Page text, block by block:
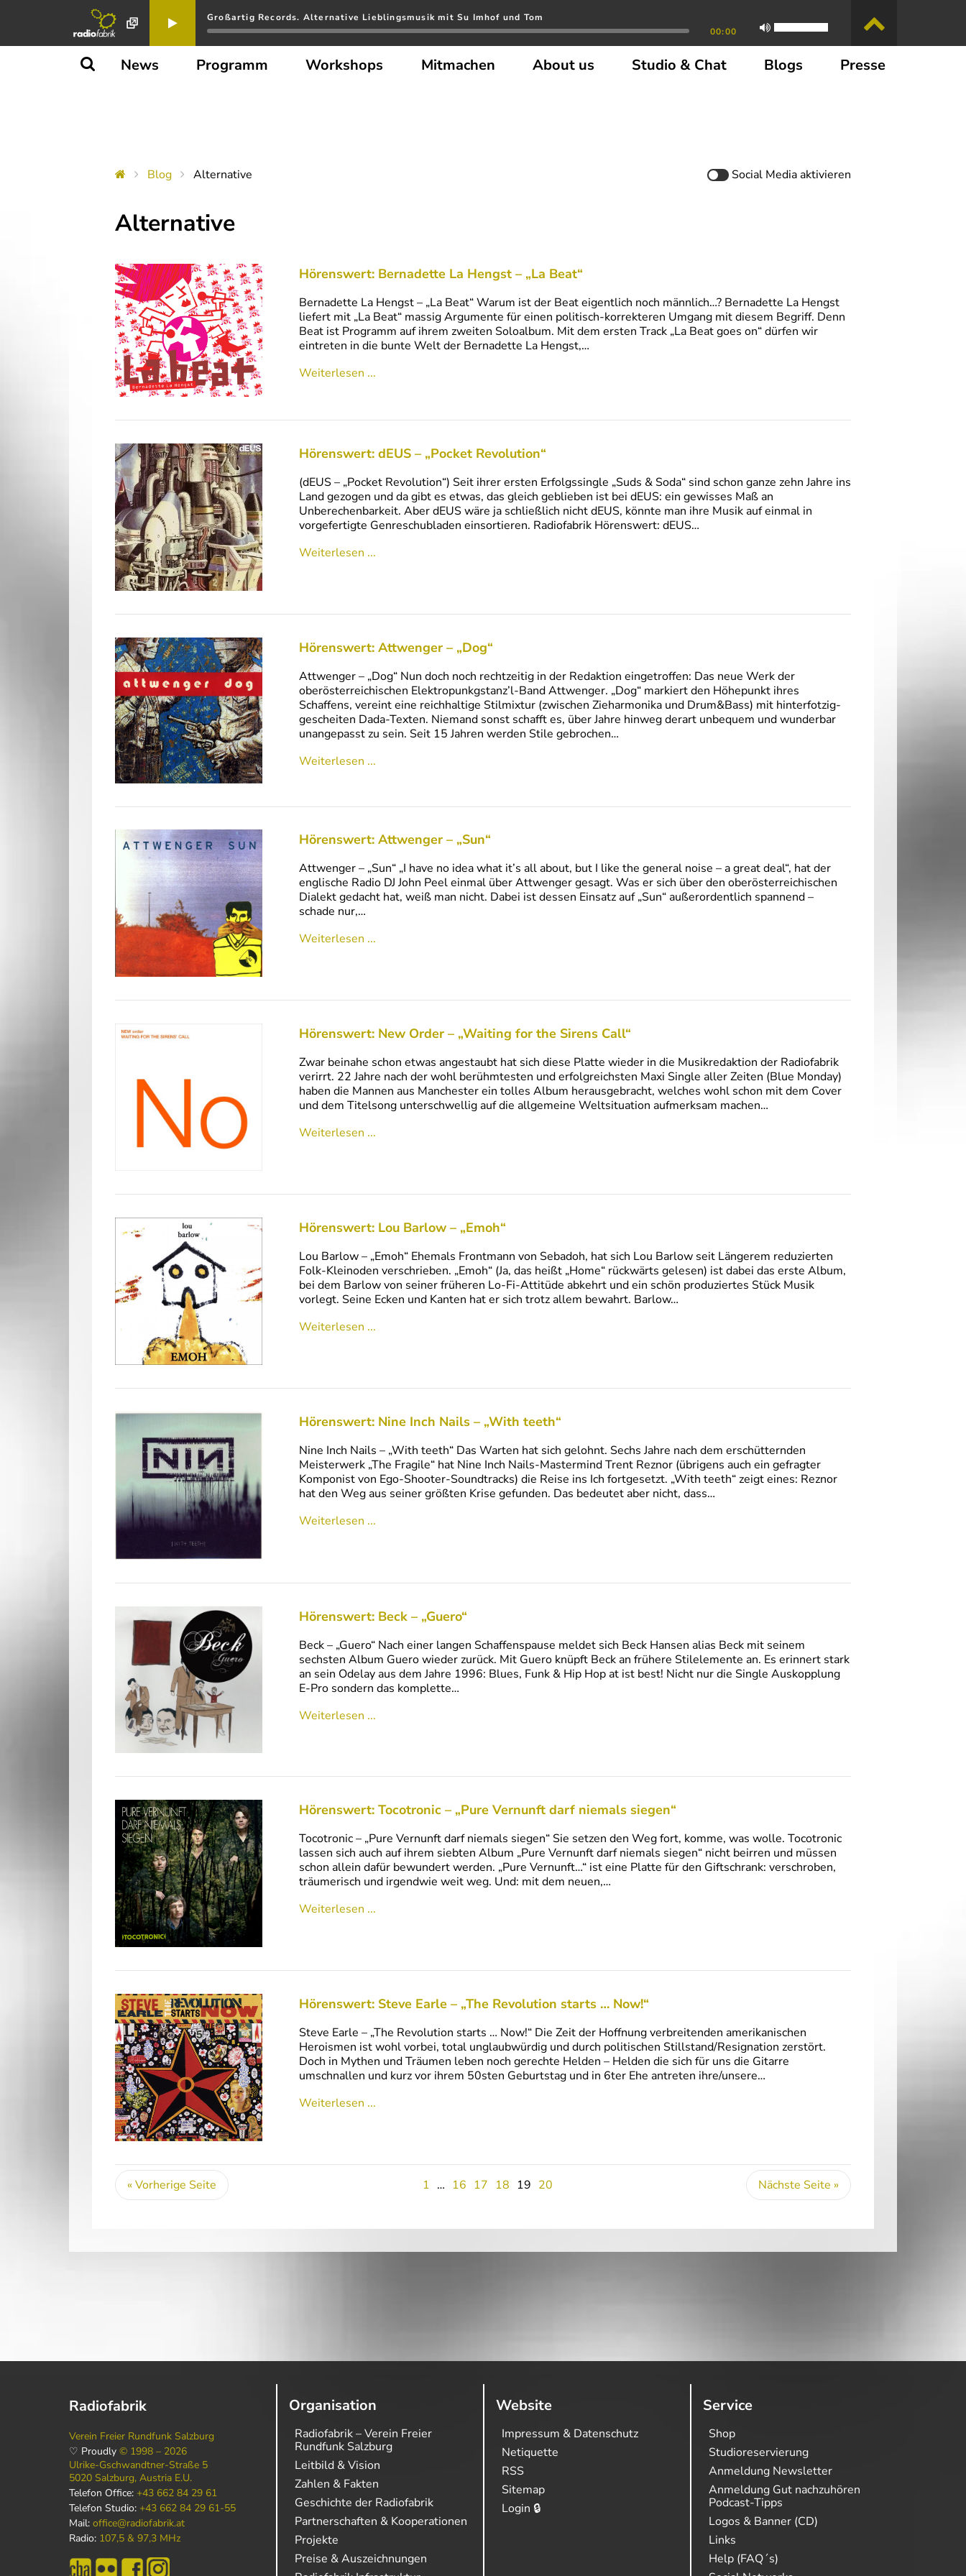
Großartig Records. Alternative Lieblingsmusik mit Su Imhof und Tom
00:00
News Programm Workshops Mitmachen About us Studio & Chat Blogs Presse
Blog Alternative Social Mediaaktivieren
Alternative
Hörenswert: Bernadette La Hengst – „La Beat“
Bernadette La Hengst – „La Beat“ Warum ist der Beat eigentlich noch männlich…? Bernadette La Hengst
liefert mit „La Beat“ massig Argumente für einen politisch-korrekteren Umgang mit diesem Begriff. Denn
Beat ist Programm auf ihrem zweiten Soloalbum. Mit dem ersten Track „La Beat goes on“ dürfen wir
eintreten in die bunte Welt der Bernadette La Hengst,…
Weiterlesen ...
Hörenswert: dEUS – „Pocket Revolution“
(dEUS – „Pocket Revolution“) Seit ihrer ersten Erfolgssingle „Suds & Soda“ sind schon ganze zehn Jahre ins
Land gezogen und da gibt es etwas, das gleich geblieben ist bei dEUS: ein gewisses Maß an
Unberechenbarkeit. Aber dEUS wäre ja schließlich nicht dEUS, könnte man ihre Musik auf einmal in
vorgefertigte Genreschubladen einsortieren. Radiofabrik Hörenswert: dEUS…
Weiterlesen ...
Hörenswert: Attwenger – „Dog“
Attwenger – „Dog“ Nun doch noch rechtzeitig in der Redaktion eingetroffen: Das neue Werk der
oberösterreichischen Elektropunkgstanz’l-Band Attwenger. „Dog“ markiert den Höhepunkt ihres
Schaffens, vereint eine reichhaltige Stilmixtur (zwischen Zieharmonika und Drum&Bass) mit hinterfotzig-
gescheiten Dada-Texten. Niemand sonst schafft es, über Jahre hinweg derart unbequem und wunderbar
unangepasst zu sein. Seit 15 Jahren werden Stile gebrochen…
Weiterlesen ...
Hörenswert: Attwenger – „Sun“
Attwenger – „Sun“ „I have no idea what it’s all about, but I like the general noise – a great deal“, hat der
englische Radio DJ John Peel einmal über Attwenger gesagt. Was er sich über den oberösterreichischen
Dialekt gedacht hat, weiß man nicht. Dabei ist dessen Einsatz auf „Sun“ außerordentlich spannend –
schade nur,…
Weiterlesen ...
Hörenswert: New Order – „Waiting for the Sirens Call“
Zwar beinahe schon etwas angestaubt hat sich diese Platte wieder in die Musikredaktion der Radiofabrik
verirrt. 22 Jahre nach der wohl berühmtesten und erfolgreichsten Maxi Single aller Zeiten (Blue Monday)
haben die Mannen aus Manchester ein tolles Album herausgebracht, welches wohl schon mit dem Cover
und dem Titelsong unterschwellig auf die allgemeine Weltsituation aufmerksam machen…
Weiterlesen ...
Hörenswert: Lou Barlow – „Emoh“
Lou Barlow – „Emoh“ Ehemals Frontmann von Sebadoh, hat sich Lou Barlow seit Längerem reduzierten
Folk-Kleinoden verschrieben. „Emoh“ (Ja, das heißt „Home“ rückwärts gelesen) ist dabei das erste Album,
bei dem Barlow von seiner früheren Lo-Fi-Attitüde abkehrt und ein schön produziertes Stück Musik
vorlegt. Seine Ecken und Kanten hat er sich trotz allem bewahrt. Barlow…
Weiterlesen ...
Hörenswert: Nine Inch Nails – „With teeth“
Nine Inch Nails – „With teeth“ Das Warten hat sich gelohnt. Sechs Jahre nach dem erschütternden
Meisterwerk „The Fragile“ hat Nine Inch Nails-Mastermind Trent Reznor (übrigens auch ein gefragter
Komponist von Ego-Shooter-Soundtracks) die Reise ins Ich fortgesetzt. „With teeth“ zeigt eines: Reznor
hat den Weg aus seiner größten Krise gefunden. Das bedeutet aber nicht, dass…
Weiterlesen ...
Hörenswert: Beck – „Guero“
Beck – „Guero“ Nach einer langen Schaffenspause meldet sich Beck Hansen alias Beck mit seinem
sechsten Album Guero wieder zurück. Mit Guero knüpft Beck an frühere Stilelemente an. Es erinnert stark
an sein Odelay aus dem Jahre 1996: Blues, Funk & Hip Hop at ist best! Nicht nur die Single Auskopplung
E-Pro sondern das komplette…
Weiterlesen ...
Hörenswert: Tocotronic – „Pure Vernunft darf niemals siegen“
Tocotronic – „Pure Vernunft darf niemals siegen“ Sie setzen den Weg fort, komme, was wolle. Tocotronic
lassen sich auch auf ihrem siebten Album „Pure Vernunft darf niemals siegen“ nicht beirren und müssen
schon allein dafür bewundert werden. „Pure Vernunft…“ ist eine Platte für den Giftschrank: verschroben,
träumerisch und irgendwie weit weg. Und: mit dem neuen,…
Weiterlesen ...
Hörenswert: Steve Earle – „The Revolution starts … Now!“
Steve Earle – „The Revolution starts … Now!“ Die Zeit der Hoffnung verbreitenden amerikanischen
Heroismen ist wohl vorbei, total unglaubwürdig und durch politischen Stillstand/Resignation zerstört.
Doch in Mythen und Träumen leben noch gerechte Helden – Helden die sich für uns die Gitarre
umschnallen und kurz vor ihrem 50sten Geburtstag und in 6ter Ehe antreten ihre/unsere…
Weiterlesen ...
« Vorherige Seite 1 … 16 17 18 19 20 Nächste Seite »
Radiofabrik
Verein Freier Rundfunk Salzburg
♡ Proudly © 1998 – 2026
Ulrike-Gschwandtner-Straße 5
5020 Salzburg, Austria E.U.
Telefon Office: +43 662 84 29 61
Telefon Studio: +43 662 84 29 61-55
Mail: office@radiofabrik.at
Radio: 107,5 & 97,3 MHz
Organisation
Radiofabrik – Verein Freier
Rundfunk Salzburg
Leitbild & Vision
Zahlen & Fakten
Geschichte der Radiofabrik
Partnerschaften & Kooperationen
Projekte
Preise & Auszeichnungen
Website
Impressum & Datenschutz
Netiquette
RSS
Sitemap
Login 🔒
Service
Shop
Studioreservierung
Anmeldung Newsletter
Anmeldung Gut nachzuhören
Podcast-Tipps
Logos & Banner (CD)
Links
Help (FAQ´s)